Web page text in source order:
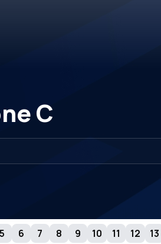
C
5 6 7 8 9 10 11 12 13